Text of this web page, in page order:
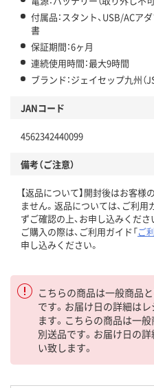
付属品：スタント、USB/ACア
書
保証期間：6ヶ月
連続使用時間：最大9時間
ブランド：ジェイセップ九州（
JANコード
4562342440099
備考（ご注意）
【返品について】開封後はお客
ません。返品については、ご利用
ずご確認の上、お申し込みくださ
ご購入の際は、ご利用ガイド「ご
申し込みください。
こちらの商品は一般商品
です。お届け日の詳細は
ます。こちらの商品は一
別送品です。お届け日の
い致します。